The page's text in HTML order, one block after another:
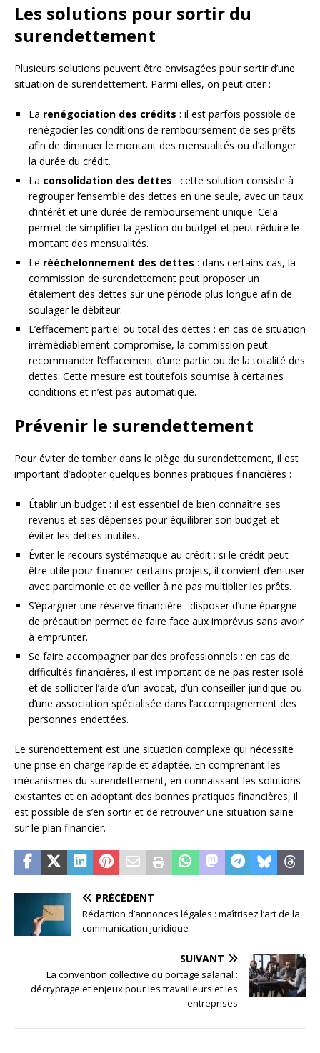
Les solutions pour sortir du
surendettement
Plusieurs solutions peuvent être envisagées pour sortir d’une
situation de surendettement. Parmi elles, on peut citer :
La renégociation des crédits : il est parfois possible de
renégocier les conditions de remboursement de ses prêts
afin de diminuer le montant des mensualités ou d’allonger
la durée du crédit.
La consolidation des dettes : cette solution consiste à
regrouper l’ensemble des dettes en une seule, avec un taux
d’intérêt et une durée de remboursement unique. Cela
permet de simplifier la gestion du budget et peut réduire le
montant des mensualités.
Le rééchelonnement des dettes : dans certains cas, la
commission de surendettement peut proposer un
étalement des dettes sur une période plus longue afin de
soulager le débiteur.
L’effacement partiel ou total des dettes : en cas de situation
irrémédiablement compromise, la commission peut
recommander l’effacement d’une partie ou de la totalité des
dettes. Cette mesure est toutefois soumise à certaines
conditions et n’est pas automatique.
Prévenir le surendettement
Pour éviter de tomber dans le piège du surendettement, il est
important d’adopter quelques bonnes pratiques financières :
Établir un budget : il est essentiel de bien connaître ses
revenus et ses dépenses pour équilibrer son budget et
éviter les dettes inutiles.
Éviter le recours systématique au crédit : si le crédit peut
être utile pour financer certains projets, il convient d’en user
avec parcimonie et de veiller à ne pas multiplier les prêts.
S’épargner une réserve financière : disposer d’une épargne
de précaution permet de faire face aux imprévus sans avoir
à emprunter.
Se faire accompagner par des professionnels : en cas de
difficultés financières, il est important de ne pas rester isolé
et de solliciter l’aide d’un avocat, d’un conseiller juridique ou
d’une association spécialisée dans l’accompagnement des
personnes endettées.
Le surendettement est une situation complexe qui nécessite
une prise en charge rapide et adaptée. En comprenant les
mécanismes du surendettement, en connaissant les solutions
existantes et en adoptant des bonnes pratiques financières, il
est possible de s’en sortir et de retrouver une situation saine
sur le plan financier.
PRÉCÉDENT
Rédaction d’annonces légales : maîtrisez l’art de la
communication juridique
SUIVANT
La convention collective du portage salarial :
décryptage et enjeux pour les travailleurs et les
entreprises